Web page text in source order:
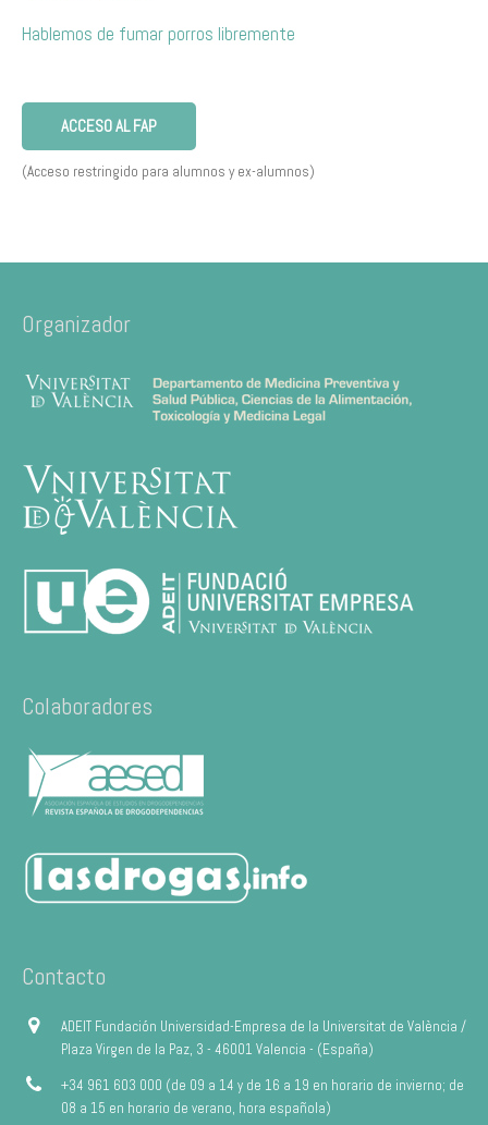
Hablemos de fumar porros libremente
ACCESO AL FAP
(Acceso restringido para alumnos y ex-alumnos)
Organizador
Colaboradores
Contacto
ADEIT Fundación Universidad-Empresa de la Universitat de València /
Plaza Virgen de la Paz, 3 - 46001 Valencia - (España)
+34 961 603 000 (de 09 a 14 y de 16 a 19 en horario de invierno; de
08 a 15 en horario de verano, hora española)